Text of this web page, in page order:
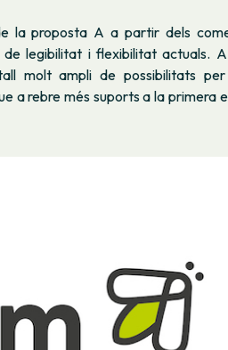
la proposta A a partir dels
legibilitat i flexibilitat actuals.
molt ampli de possibilitats
a rebre més suports a la primera